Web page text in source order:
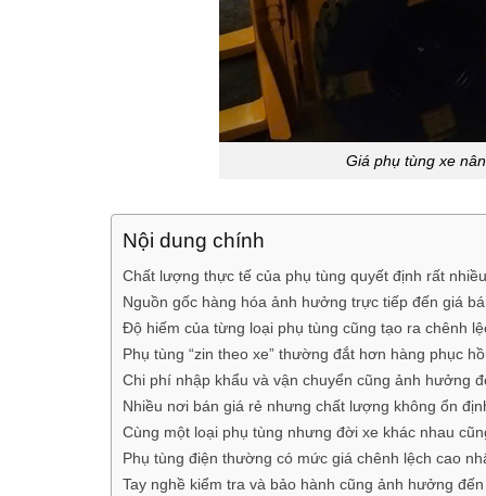
Giá phụ tùng xe
Nội dung chính
Chất lượng thực tế của phụ tùng quyết định rất
Nguồn gốc hàng hóa ảnh hưởng trực tiếp đến giá
Độ hiếm của từng loại phụ tùng cũng tạo ra chênh
Phụ tùng “zin theo xe” thường đắt hơn hàng phục
Chi phí nhập khẩu và vận chuyển cũng ảnh hưởng
Nhiều nơi bán giá rẻ nhưng chất lượng không ổn
Cùng một loại phụ tùng nhưng đời xe khác nhau
Phụ tùng điện thường có mức giá chênh lệch cao
Tay nghề kiểm tra và bảo hành cũng ảnh hưởng